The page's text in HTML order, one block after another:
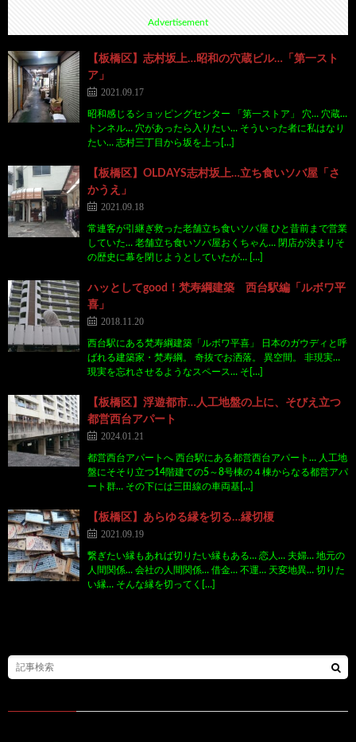
Advertisement
【板橋区】志村坂上…昭和の穴蔵ビル…「第一スト
ア」
2021.09.17
昭和感じるショッピングセンター 「第一ストア」 穴… 穴蔵…
トンネル… 穴があったら入りたい… そういった者に私はなり
たい… 志村三丁目から坂を上っ[…]
【板橋区】OLDAYS志村坂上…立ち食いソバ屋「さ
かうえ」
2021.09.18
常連客が引継ぎ救った老舗立ち食いソバ屋 ひと昔前まで営業
していた… 老舗立ち食いソバ屋おくちゃん… 閉店が決まりそ
の歴史に幕を閉じようとしていたが… […]
ハッとしてgood！梵寿綱建築 西台駅編「ルボワ平
喜」
2018.11.20
西台駅にある梵寿綱建築「ルボワ平喜」 日本のガウディと呼
ばれる建築家・梵寿綱。 奇抜でお洒落。 異空間。 非現実…
現実を忘れさせるようなスペース… そ[…]
【板橋区】浮遊都市…人工地盤の上に、そびえ立つ
都営西台アパート
2024.01.21
都営西台アパートへ 西台駅にある都営西台アパート… 人工地
盤にそそり立つ14階建ての5～8号棟の４棟からなる都営アパ
ート群… その下には三田線の車両基[…]
【板橋区】あらゆる縁を切る…縁切榎
2021.09.19
繋ぎたい縁もあれば切りたい縁もある… 恋人… 夫婦… 地元の
人間関係… 会社の人間関係… 借金… 不運… 天変地異… 切りた
い縁… そんな縁を切ってく[…]